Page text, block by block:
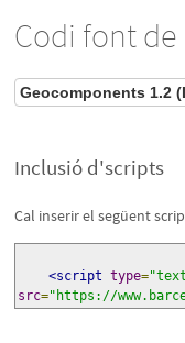
Codi font
Inclusió d'scripts
Cal inserir el següent
<script type=
src="https://